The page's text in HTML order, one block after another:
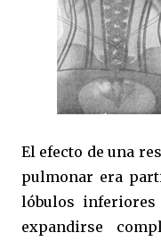
El efecto de una
pulmonar era
lóbulos
expandirse